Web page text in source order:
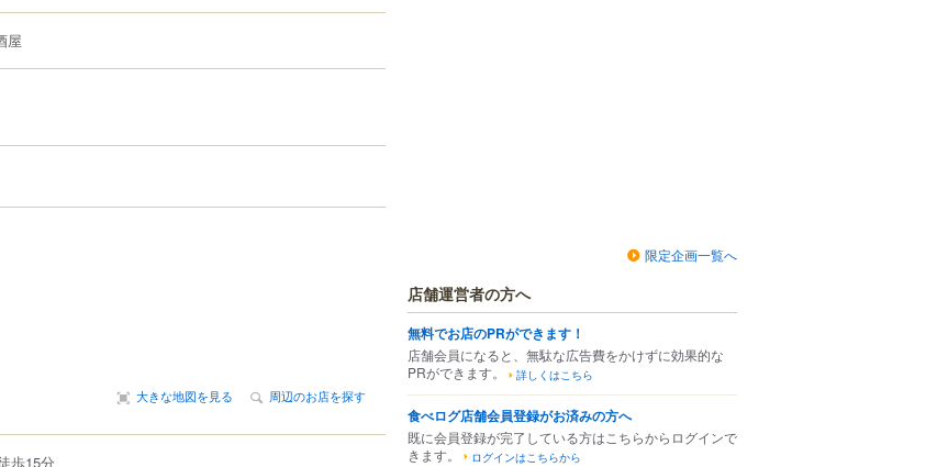
屋
大きな地図を見る 周辺のお店を探す
歩15分
限定企画一覧へ
店舗運営者の方へ
無料でお店のPRができます！
店舗会員になると、無駄な広告費をかけずに効果的な
PRができます。
詳しくはこちら
食べログ店舗会員登録がお済みの方へ
既に会員登録が完了している方はこちらからログインで
きます。
ログインはこちらから